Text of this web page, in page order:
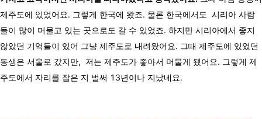
제주도에 있었어요. 그렇게 한국에 왔죠. 물론 한국에서도 시리아 사람
들이 많이 머물고 있는 곳으로도 갈 수 있었죠. 하지만 시리아에서 좋지
않았던 기억들이 있어 그냥 제주도로 내려왔어요. 그때 제주도에 있었던
동생은 서울로 갔지만, 저는 제주도가 좋아서 머물게 됐어요. 그렇게 제
주도에서 자리를 잡은 지 벌써 13년이나 지났네요.